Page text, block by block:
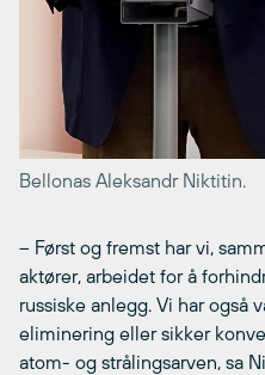
Bellonas Aleksandr Niktitin.
– Først og fremst har vi,
aktører, arbeidet for å
russiske anlegg. Vi har også
eliminering eller sikker
atom- og strålingsarven, sa